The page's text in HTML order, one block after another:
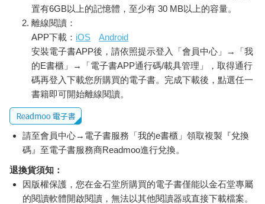
置有6GB以上的記憶體，至少有 30 MB以上的容量。
離線閱讀：
APP下載： iOS
Android
安裝電子書APP後，請依照提示登入「會員中心」→「我
的E書櫃」→「電子書APP通行碼/載具管理」，取得通行
碼再登入下載您所購買的電子書。完成下載後，點選任一
書籍即可開始離線閱讀。
請至會員中心→電子書服務「我的e書櫃」領取複製『兌換
碼』至電子書服務商Readmoo進行兌換。
退換貨須知：
因版權保護，您在金石堂所購買的電子書僅能以金石堂專屬
的閱讀軟體開啟閱讀，無法以其他閱讀器或直接下載檔案。